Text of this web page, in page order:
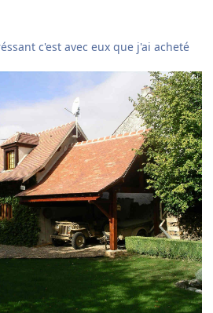
c'est avec eux que j'ai acheté